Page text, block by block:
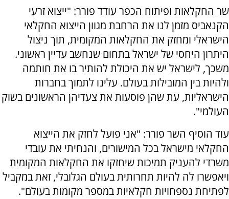
שר החקלאות ופיתוח הכפר עודד פורר: "ייצוא זרעי
הקנאביס מזמן לנו את הרחבת מגוון הייצוא החקלאי
הישראלי ומחזק את החקלאות המקומית, תוך ניצול
היתרון היחסי של ישראל בתחום שנחשב עדיין ראשוני.
משכך, לישראל יש את היכולת להותיר בו את חותמה
ולהיות בין המובילות בעולם. עלינו לתמוך בחברות
הישראליות, עת שהן פוסעות את צעדיהן הראשונים בשוק
העולמי".
עוד הוסיף השר פורר: "אני פועל לחזק את הייצוא
החקלאי מישראל בכל המישורים, והנחיתי את עובדי
משרדי להעניק תמיכות שיחזקו את החקלאות המקומית
ויאפשרו לה להיות תחרותית בעולם הגלובלי, זאת במקביל
לפתיחת נספחויות חקלאיות במספר מקומות בעולם".